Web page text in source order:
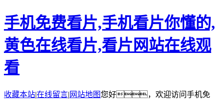
手机免费看片,手机看片你懂的,
黄色在线看片,看片网站在线观
看
收藏本站|在线留言| 网站地图您好，欢迎访问手机免